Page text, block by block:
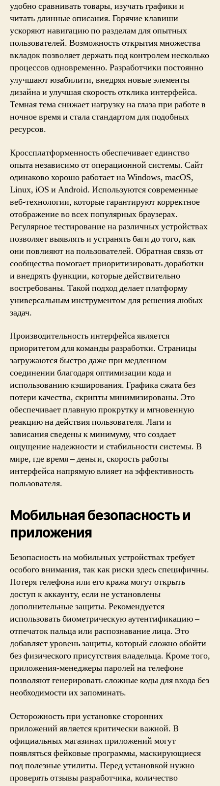
удобно сравнивать товары, изучать графики и
читать длинные описания. Горячие клавиши
ускоряют навигацию по разделам для опытных
пользователей. Возможность открытия множества
вкладок позволяет держать под контролем несколько
процессов одновременно. Разработчики постоянно
улучшают юзабилити, внедряя новые элементы
дизайна и улучшая скорость отклика интерфейса.
Темная тема снижает нагрузку на глаза при работе в
ночное время и стала стандартом для подобных
ресурсов.
Кроссплатформенность обеспечивает единство
опыта независимо от операционной системы. Сайт
одинаково хорошо работает на Windows, macOS,
Linux, iOS и Android. Используются современные
веб-технологии, которые гарантируют корректное
отображение во всех популярных браузерах.
Регулярное тестирование на различных устройствах
позволяет выявлять и устранять баги до того, как
они повлияют на пользователей. Обратная связь от
сообщества помогает приоритизировать доработки
и внедрять функции, которые действительно
востребованы. Такой подход делает платформу
универсальным инструментом для решения любых
задач.
Производительность интерфейса является
приоритетом для команды разработки. Страницы
загружаются быстро даже при медленном
соединении благодаря оптимизации кода и
использованию кэширования. Графика сжата без
потери качества, скрипты минимизированы. Это
обеспечивает плавную прокрутку и мгновенную
реакцию на действия пользователя. Лаги и
зависания сведены к минимуму, что создает
ощущение надежности и стабильности системы. В
мире, где время – деньги, скорость работы
интерфейса напрямую влияет на эффективность
пользователя.
Мобильная безопасность и
приложения
Безопасность на мобильных устройствах требует
особого внимания, так как риски здесь специфичны.
Потеря телефона или его кража могут открыть
доступ к аккаунту, если не установлены
дополнительные защиты. Рекомендуется
использовать биометрическую аутентификацию –
отпечаток пальца или распознавание лица. Это
добавляет уровень защиты, который сложно обойти
без физического присутствия владельца. Кроме того,
приложения-менеджеры паролей на телефоне
позволяют генерировать сложные коды для входа без
необходимости их запоминать.
Осторожность при установке сторонних
приложений является критически важной. В
официальных магазинах приложений могут
появляться фейковые программы, маскирующиеся
под полезные утилиты. Перед установкой нужно
проверять отзывы разработчика, количество